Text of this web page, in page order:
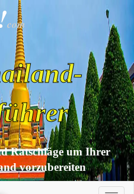
com
Ratschläge um Ihrer
vorzubereiten